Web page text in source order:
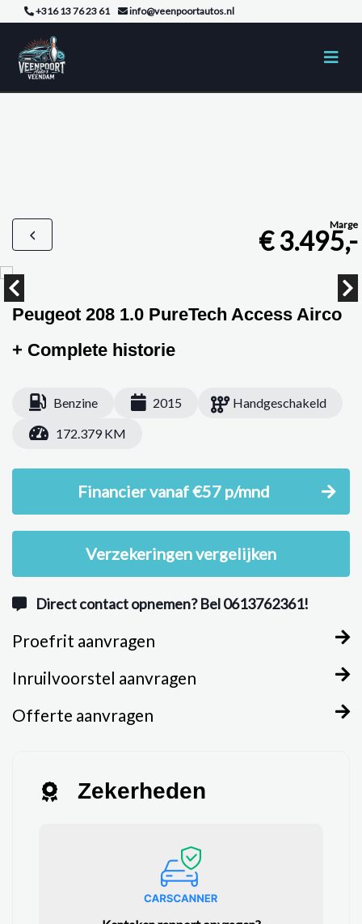
+316 13 76 23 61 info@veenpoortautos.nl
Marge
€ 3.495,-
Peugeot 208 1.0 PureTech Access Airco
+ Complete historie
Benzine 2015
Handgeschakeld
172.379 KM
Financier vanaf €57 p/mnd
Verzekeringen vergelijken
Direct contact opnemen? Bel 0613762361!
Proefrit aanvragen
Inruilvoorstel aanvragen
Offerte aanvragen
Zekerheden